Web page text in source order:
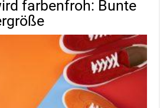
farbenfroh: Bunte